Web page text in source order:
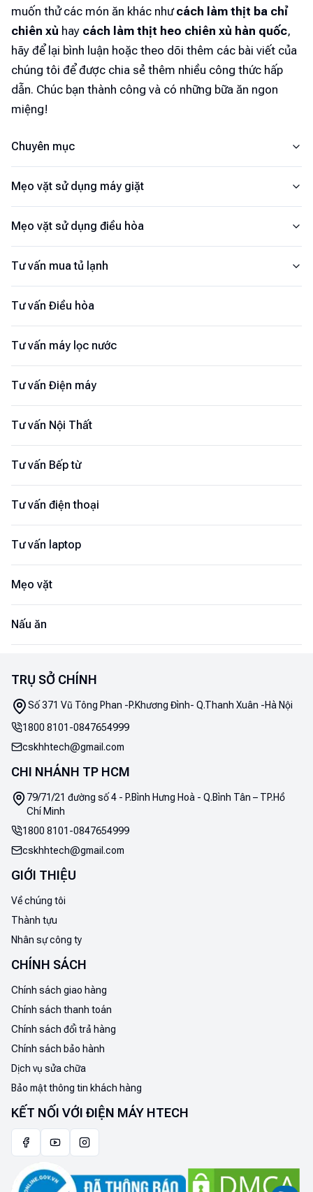
Chuyên mục
Mẹo vặt sử dụng máy giặt
Mẹo vặt sử dụng điều hòa
Tư vấn mua tủ lạnh
Tư vấn Điều hòa
Tư vấn máy lọc nước
Tư vấn Điện máy
Tư vấn Nội Thất
Tư vấn Bếp từ
Tư vấn điện thoại
Tư vấn laptop
Mẹo vặt
Nấu ăn
muốn thử các món ăn khác nhưcách làm thịt ba chỉ
chiên xù hay cách làm thịt heo chiên xù hàn quốc,
hãy để lại bình luận hoặc theo dõi thêm các bài viết của
chúng tôi để được chia sẻ thêm nhiều công thức hấp
dẫn. Chúc bạn thành công và có những bữa ăn ngon
miệng!
TRỤ SỞ CHÍNH
Số 371 Vũ Tông Phan -P.Khương Đình- Q.Thanh Xuân -Hà Nội
1800 8101 -0847654999
cskhhtech@gmail.com
CHI NHÁNH TP HCM
79/71/21 đường số 4 - P.Bình Hưng Hoà - Q.Bình Tân – TP.Hồ
Chí Minh
1800 8101 -0847654999
cskhhtech@gmail.com
GIỚI THIỆU
Về chúng tôi
Thành tựu
Nhân sự công ty
CHÍNH SÁCH
Chính sách giao hàng
Chính sách thanh toán
Chính sách đổi trả hàng
Chính sách bảo hành
Dịch vụ sửa chữa
Bảo mật thông tin khách hàng
KẾT NỐI VỚI ĐIỆN MÁY HTECH